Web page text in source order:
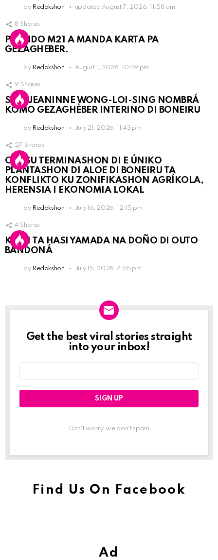
by Redakshon updated August 7, 2026, 11:58 am
8 Shares
PARTIDO M21 A MANDA KARTA PA
GEZAGHEBER.
by Redakshon August 1, 2026, 10:49 pm
9 Shares
SRA. JEANINNE WONG-LOI-SING NOMBRÁ
KOMO GEZAGHÈBER INTERINO DI BONEIRU
by Redakshon July 21, 2026, 11:43 pm
27 Shares
OLB SU TERMINASHON DI E ÚNIKO
PLANTASHON DI ALOE DI BONEIRU TA
KONFLIKTO KU ZONIFIKASHON AGRÍKOLA,
HERENSIA I EKONOMIA LOKAL
by Redakshon July 16, 2026, 12:15 pm
4 Shares
KPCN TA HASI YAMADA NA DOÑO DI OUTO
BANDONÁ
by Redakshon July 15, 2026, 7:55 pm
Newslett
Get the best viral stories straight
into your inbox!
Don't worry, we don't spam
Find Us On Facebook
Ad